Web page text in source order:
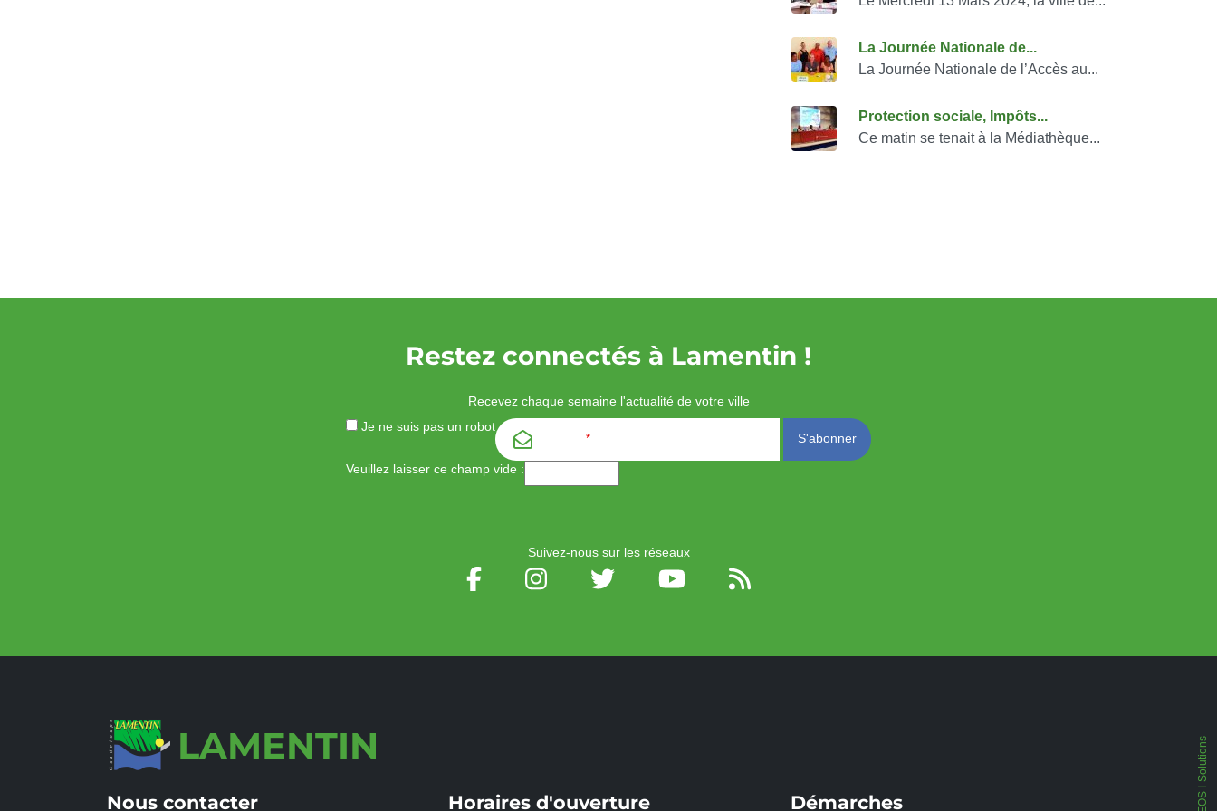
La Journée Nationale de...
La Journée Nationale de l’Accès au...
Protection sociale, Impôts...
Ce matin se tenait à la Médiathèque...
LAMENTIN
Nous contacter Horaires d'ouverture Démarches
Restez connectés à Lamentin !
Recevez chaque semaine l'actualité de votre ville
Je ne suis pas un robot
*
Veuillez laisser ce champ vide :
Suivez-nous sur les réseaux
IPEOS I-Solutions